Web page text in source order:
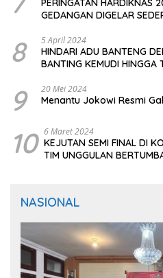
PERINGATAN HARDIKNAS
GEDANGAN DIGELAR
8 5 April 2024
HINDARI ADU BANTENG
BANTING KEMUDI HINGGA
9 20 Mei 2024
Menantu Jokowi Resmi
10 6 Maret 2024
KEJUTAN SEMI FINAL DI
TIM UNGGULAN
NASIONAL